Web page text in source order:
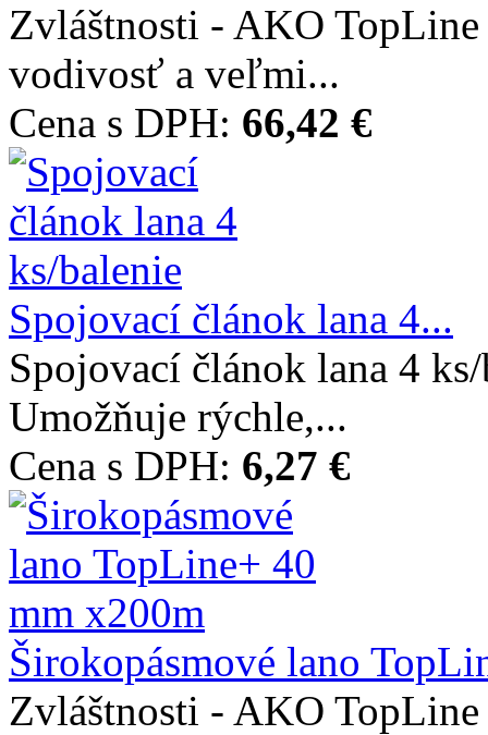
Zvláštnosti - AKO
vodivosť a veľmi...
Cena s DPH: 66,42 €
Spojovací článok lana 4...
Spojovací článok lana 4
Umožňuje rýchle,...
Cena s DPH: 6,27 €
Širokopásmové lano
Zvláštnosti - AKO